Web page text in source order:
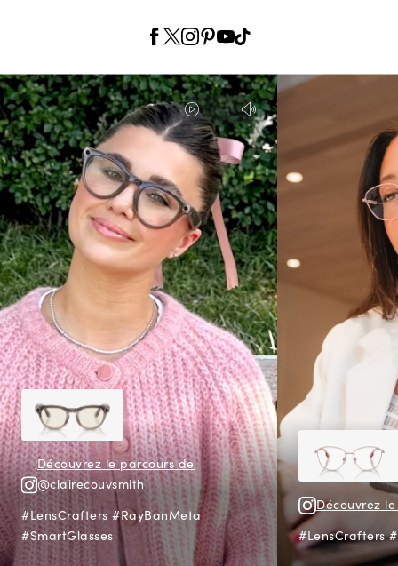
Découvrez le parcours de
@clairecouvsmith
#LensCrafters #RayBanMeta
#SmartGlasses
Découvrez
#LensCrafters